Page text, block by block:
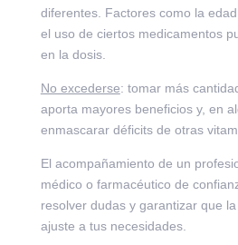
diferentes. Factores como la
el uso de ciertos medicamentos
en la dosis.
No excederse: tomar más
aporta mayores beneficios y, en
enmascarar déficits de otras
El acompañamiento de un
médico o farmacéutico de
resolver dudas y garantizar que
ajuste a tus necesidades.